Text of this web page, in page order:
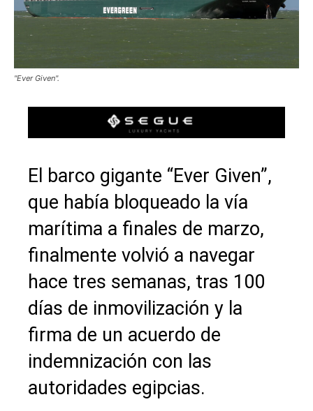
"Ever Given".
El barco gigante “Ever Given”,
que había bloqueado la vía
marítima a finales de marzo,
finalmente volvió a navegar
hace tres semanas, tras 100
días de inmovilización y la
firma de un acuerdo de
indemnización con las
autoridades egipcias.